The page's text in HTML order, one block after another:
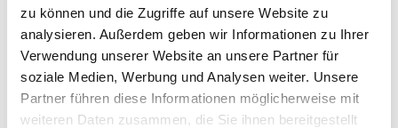
zu können und die Zugriffe auf unsere Website zu
analysieren. Außerdem geben wir Informationen zu Ihrer
Verwendung unserer Website an unsere Partner für
soziale Medien, Werbung und Analysen weiter. Unsere
Partner führen diese Informationen möglicherweise mit
weiteren Daten zusammen, die Sie ihnen bereitgestellt
Referenten
Julia Volland
Termine